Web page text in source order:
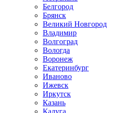
Белгород
Брянск
Великий Новгород
Владимир
Волгоград
Вологда
Воронеж
Екатеринбург
Иваново
Ижевск
Иркутск
Казань
Калуга